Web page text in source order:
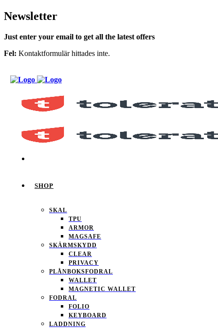
Newsletter
Just enter your email to get all the latest offers
Fel: Kontaktformulär hittades inte.
SHOP
SKAL
TPU
ARMOR
MAGSAFE
SKÄRMSKYDD
CLEAR
PRIVACY
PLÅNBOKSFODRAL
WALLET
MAGNETIC WALLET
FODRAL
FOLIO
KEYBOARD
LADDNING